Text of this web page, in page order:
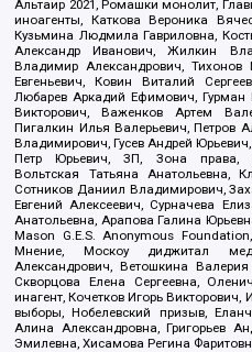
Альтаир 2021, Ромашки монолит,
иноагенты, Каткова Вероника
Кузьмина Людмила Гавриловна,
Александр Иванович, Жилкин
Владимир Александрович, Тихонов
Евгеньевич, Ковин Виталий
Любарев Аркадий Ефимович, Гурман
Викторович, Важенков Артем
Пигалкин Илья Валерьевич, Петров
Владимирович, Гусев Андрей
Петр Юрьевич, ЗП, Зона права,
Вольтская Татьяна Анатольевна,
Сотников Даниил Владимирович,
Евгений Алексеевич, Сурначева
Анатольевна, Арапова Галина
Mason G.E.S. Anonymous
Мнение, Москоу диджитал
Александрович, Ветошкина
Скворцова Елена Сергеевна,
инагент, Кочетков Игорь
выборы, Нобелевский призыв,
Алина Александровна, Григорьев
Эмилевна, Хисамова Регина